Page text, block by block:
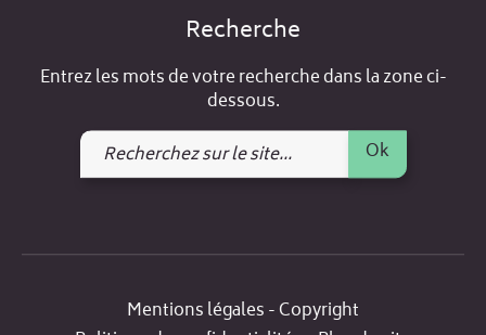
Recherche
Entrez les mots de votre recherche dans la zone ci-
dessous.
Recherchez
sur
Ok
Mentions légales - Copyright